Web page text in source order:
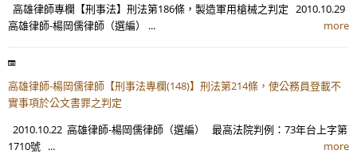
高雄律師專欄【刑事法】刑法第186條，製造軍用槍械之判定 2010.10.29
高雄律師-楊岡儒律師（選編） ...
more
高雄律師-楊岡儒律師【刑事法專欄(148)】刑法第214條，使公務員登載不
實事項於公文書罪之判定
2010.10.22 高雄律師-楊岡儒律師（選編） 最高法院判例：73年台上字第
1710號 ...
more